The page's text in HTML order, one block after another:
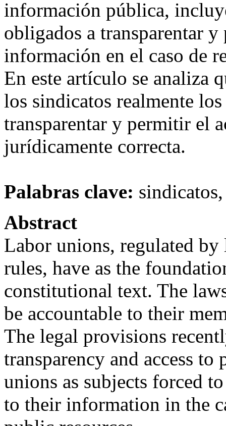
información pública,
obligados a transparentar
información en el caso de
En este artículo se analiza
los sindicatos realmente
transparentar y permitir el
jurídicamente correcta.
Palabras clave:
Abstract
Labor unions, regulated by
rules, have as the
constitutional text. The
be accountable to their
The legal provisions
transparency and access
unions as subjects forced
to their information in the